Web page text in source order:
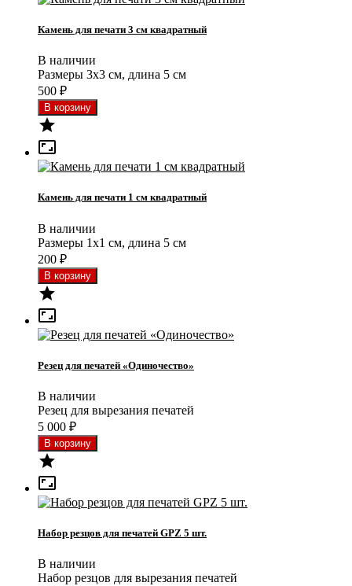
Камень для печати 3 см квадратный
В наличии
Размеры 3x3 см, длина 5 см
500 ₽


Камень для печати 1 см квадратный
В наличии
Размеры 1x1 см, длина 5 см
200 ₽


Резец для печатей «Одиночество»
В наличии
Резец для вырезания печатей
5 000 ₽


Набор резцов для печатей GPZ 5 шт.
В наличии
Набор резцов для вырезания печатей